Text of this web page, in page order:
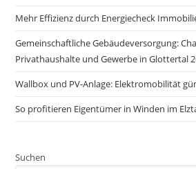
Mehr Effizienz durch Energiecheck
Gemeinschaftliche Gebäudeversorgung:
Privathaushalte und Gewerbe in Glottertal
Wallbox und PV-Anlage: Elektromobilität
So profitieren Eigentümer in Winden im
Suchen